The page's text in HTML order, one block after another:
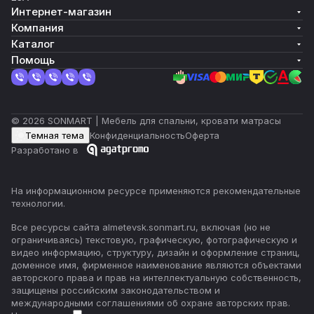
Интернет-магазин
Компания
Каталог
Помощь
© 2026 SONMART | Мебель для спальни, кровати матрасы
Темная тема
КонфиденциальностьОферта
Разработано в
На информационном ресурсе применяются рекомендательные
технологии.
Все ресурсы сайта almetevsk.sonmart.ru, включая (но не
ограничиваясь) текстовую, графическую, фотографическую и
видео информацию, структуру, дизайн и оформление страниц,
доменное имя, фирменное наименование являются объектами
авторского права и прав на интеллектуальную собственность,
защищены российским законодательством и
международными соглашениями об охране авторских прав.